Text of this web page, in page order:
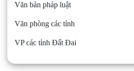
Văn bản pháp luật
Văn phòng các tỉnh
VP các tỉnh Đất Đai